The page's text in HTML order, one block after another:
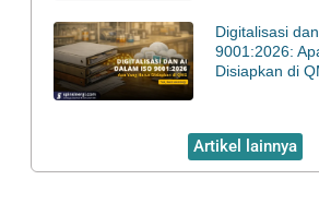
Digitalisasi
9001:2026:
Disiapkan di
Artikel lainnya